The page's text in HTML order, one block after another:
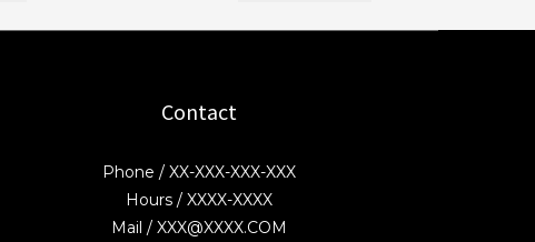
Contact
Phone / XX-XXX-XXX-XXX
Hours / XXXX-XXXX
Mail / XXX@XXXX.COM